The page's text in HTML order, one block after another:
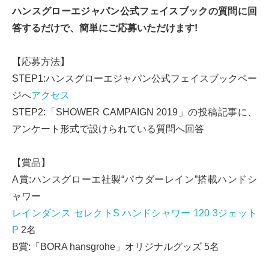
ハンスグローエジャパン公式フェイスブックの質問に回
答するだけで、簡単にご応募いただけます!
【応募方法】
STEP1:ハンスグローエジャパン公式フェイスブックペー
ジへアクセス
STEP2:「SHOWER CAMPAIGN 2019」の投稿記事に、
アンケート形式で設けられている質問へ回答
【賞品】
A賞:ハンスグローエ社製“パウダーレイン”搭載ハンドシ
ャワー
レインダンス セレクトS ハンドシャワー 120 3ジェット
P 2名
B賞:「BORA hansgrohe」オリジナルグッズ 5名